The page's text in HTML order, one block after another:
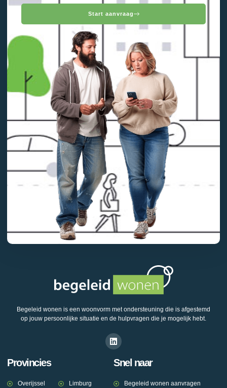
Start aanvraag
Begeleid wonen is een woonvorm met ondersteuning die is afgestemd
op jouw persoonlijke situatie en de hulpvragen die je mogelijk hebt.
Provincies
Overijssel
Limburg
Snel naar
Begeleid wonen aanvragen